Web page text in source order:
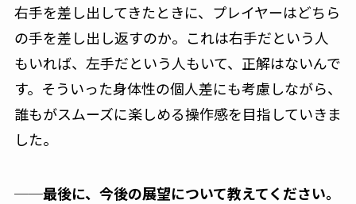
右手を差し出してきたときに、プレイヤーはどちら
の手を差し出し返すのか。これは右手だという人
もいれば、左手だという人もいて、正解はないんで
す。そういった身体性の個人差にも考慮しながら、
誰もがスムーズに楽しめる操作感を目指していきま
した。
──最後に、今後の展望について教えてください。